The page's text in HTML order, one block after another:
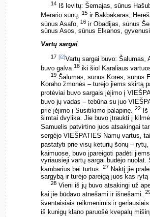
14 Iš levitų: Šemajas, sūnus
Merario sūnų; 15 ir Bakbakaras,
sūnus Asafo, 16 ir Obadijas, sūnus
sūnus Asos, sūnus Elkanos,
Vartų sargai
17 [i2]Vartų sargai buvo: Šalumas,
buvo galva 18 iki šiol Karaliaus
19 Šalumas, sūnus Korės, sūnus
Koraho žmonės – turėjo jiems skirtą
protėviai buvo sargais įėjimo į
buvo jų vadas – tebūna su juo
prie įėjimo į Susitikimo palapinę. 22
šimtai dvylika. Jie buvo įtraukti į
Samuelis patvirtino juos atsakingai
sergėjo VIEŠPATIES Namų vartus,
pastatyti prie visų keturių šonų –
kaimuose, buvo įpareigoti padėti
vyriausieji vartų sargai budėjo
kambarius bei turtus. 27 Naktį jie
sargybą ir turėjo pareigą juos kas rytą
28 Vieni iš jų buvo atsakingi už
kai jie būdavo atnešami ir išnešami.
šventaisiais reikmenimis ir
iš kunigų klano paruošė kvepalų